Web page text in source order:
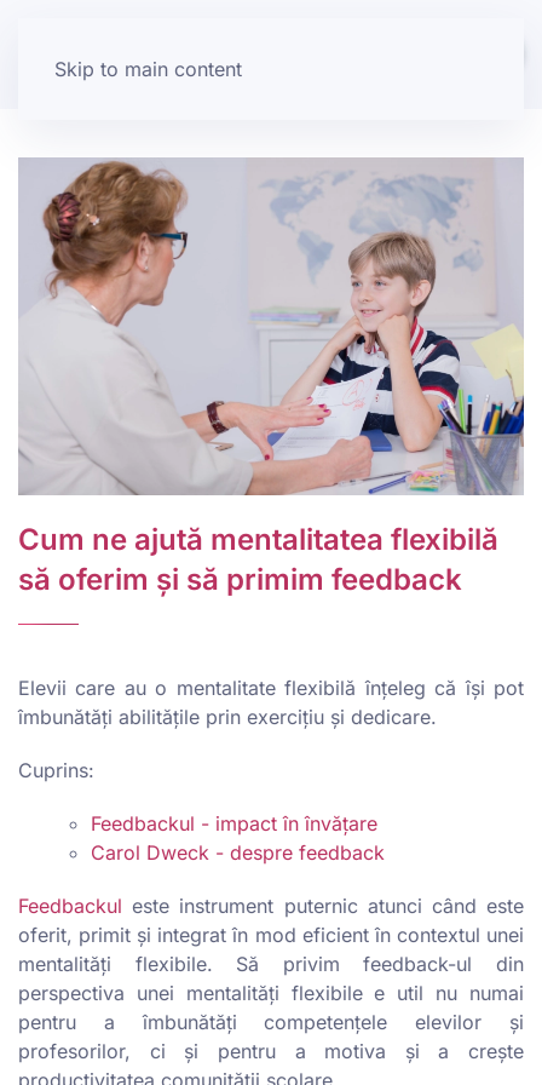
Skip to main content
Cum ne ajută mentalitatea flexibilă
să oferim și să primim feedback
Elevii care au o mentalitate flexibilă înțeleg că își pot
îmbunătăți abilitățile prin exercițiu și dedicare.
Cuprins:
Feedbackul - impact în învățare
Carol Dweck - despre feedback
Feedbackul este instrument puternic atunci când este
oferit, primit și integrat în mod eficient în contextul unei
mentalități flexibile. Să privim feedback-ul din
perspectiva unei mentalități flexibile e util nu numai
pentru a îmbunătăți competențele elevilor și
profesorilor, ci și pentru a motiva și a crește
productivitatea comunității școlare.